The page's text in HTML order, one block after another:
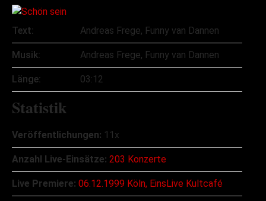
Text: Andreas Frege, Funny van Dannen
Musik: Andreas Frege, Funny van Dannen
Länge: 03:12
Statistik
Veröffentlichungen: 11x
Anzahl Live-Einsätze: 203 Konzerte
Live Premiere: 06.12.1999 Köln, EinsLive Kultcafé